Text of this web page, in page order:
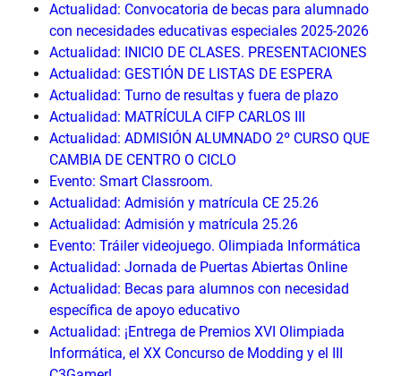
Actualidad: Convocatoria de becas para alumnado
con necesidades educativas especiales 2025-2026
Actualidad: INICIO DE CLASES. PRESENTACIONES
Actualidad: GESTIÓN DE LISTAS DE ESPERA
Actualidad: Turno de resultas y fuera de plazo
Actualidad: MATRÍCULA CIFP CARLOS III
Actualidad: ADMISIÓN ALUMNADO 2º CURSO QUE
CAMBIA DE CENTRO O CICLO
Evento: Smart Classroom.
Actualidad: Admisión y matrícula CE 25.26
Actualidad: Admisión y matrícula 25.26
Evento: Tráiler videojuego. Olimpiada Informática
Actualidad: Jornada de Puertas Abiertas Online
Actualidad: Becas para alumnos con necesidad
específica de apoyo educativo
Actualidad: ¡Entrega de Premios XVI Olimpiada
Informática, el XX Concurso de Modding y el III